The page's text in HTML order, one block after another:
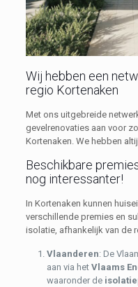
Wij hebben een
regio Kortenaken
Met ons uitgebreide
gevelrenovaties aan voor
Kortenaken. We hebben
Beschikbare
nog interessanter!
In Kortenaken kunnen
verschillende premies en
isolatie, afhankelijk van de
Vlaanderen: De
aan via het Vlaams
waaronder de